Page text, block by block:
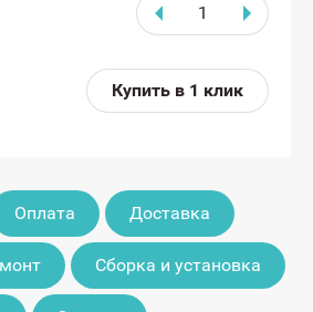
Купить в 1 клик
Оплата Доставка
Сборка и установка